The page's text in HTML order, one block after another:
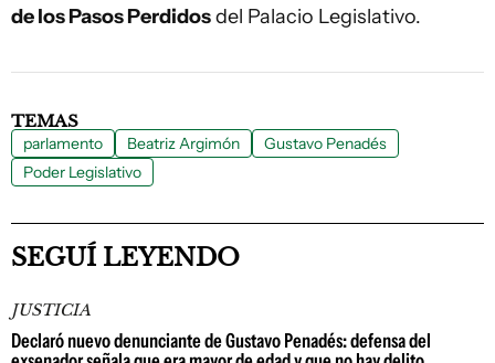
de los Pasos Perdidosdel Palacio Legislativo.
TEMAS
parlamento Beatriz Argimón
Gustavo Penadés
Poder Legislativo
SEGUÍ LEYENDO
JUSTICIA
Declaró nuevo denunciante de Gustavo Penadés: defensa del